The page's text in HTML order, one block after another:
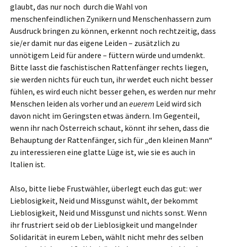
glaubt, das nur noch durch die Wahl von
menschenfeindlichen Zynikern und Menschenhassern zum
Ausdruck bringen zu können, erkennt noch rechtzeitig, dass
sie/er damit nur das eigene Leiden – zusätzlich zu
unnötigem Leid für andere – füttern würde und umdenkt.
Bitte lasst die faschistischen Rattenfänger rechts liegen,
sie werden nichts für euch tun, ihr werdet euch nicht besser
fühlen, es wird euch nicht besser gehen, es werden nur mehr
Menschen leiden als vorher und an euerem Leid wird sich
davon nicht im Geringsten etwas ändern. Im Gegenteil,
wenn ihr nach Österreich schaut, könnt ihr sehen, dass die
Behauptung der Rattenfänger, sich für „den kleinen Mann“
zu interessieren eine glatte Lüge ist, wie sie es auch in
Italien ist.
Also, bitte liebe Frustwähler, überlegt euch das gut: wer
Lieblosigkeit, Neid und Missgunst wählt, der bekommt
Lieblosigkeit, Neid und Missgunst und nichts sonst. Wenn
ihr frustriert seid ob der Lieblosigkeit und mangelnder
Solidarität in eurem Leben, wählt nicht mehr des selben